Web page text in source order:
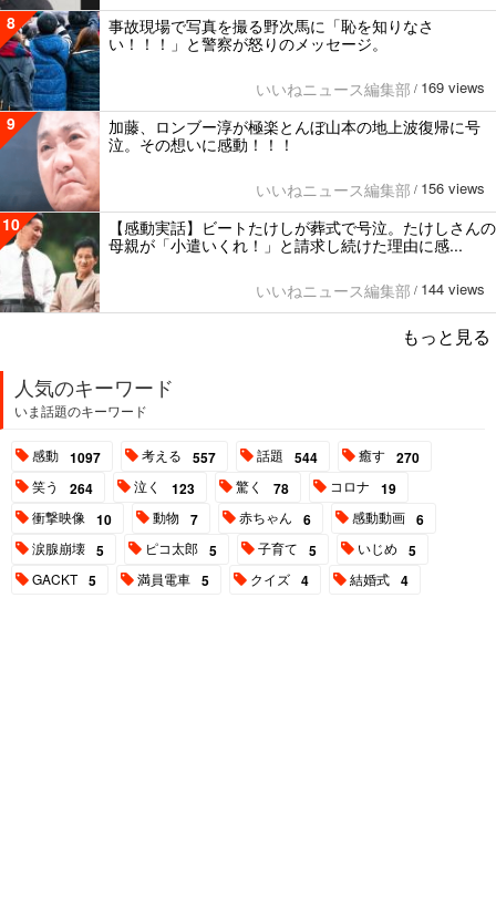
8
事故現場で写真を撮る野次馬に「恥を知りなさ
い！！！」と警察が怒りのメッセージ。
いいねニュース編集部 / 169 views
9
加藤、ロンブー淳が極楽とんぼ山本の地上波復帰に号
泣。その想いに感動！！！
いいねニュース編集部 / 156 views
10
【感動実話】ビートたけしが葬式で号泣。たけしさんの
母親が「小遣いくれ！」と請求し続けた理由に感...
いいねニュース編集部 / 144 views
もっと見る
人気のキーワード
いま話題のキーワード
感動 1097 考える 557 話題 544 癒す 270
笑う 264 泣く 123 驚く 78 コロナ 19
衝撃映像 10 動物 7 赤ちゃん 6 感動動画 6
涙腺崩壊 5 ピコ太郎 5 子育て 5 いじめ 5
GACKT 5 満員電車 5 クイズ 4 結婚式 4